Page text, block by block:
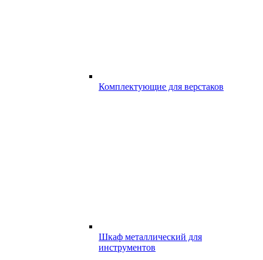
Комплектующие для верстаков
Шкаф металлический для
инструментов